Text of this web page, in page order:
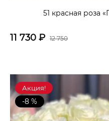
51 красная роза
11 730 ₽ 12 750
Акция!
-8 %